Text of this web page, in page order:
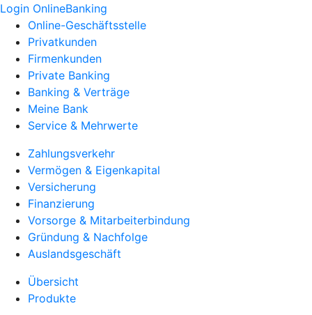
Login OnlineBanking
Online-Geschäftsstelle
Privatkunden
Firmenkunden
Private Banking
Banking & Verträge
Meine Bank
Service & Mehrwerte
Zahlungsverkehr
Vermögen & Eigenkapital
Versicherung
Finanzierung
Vorsorge & Mitarbeiterbindung
Gründung & Nachfolge
Auslandsgeschäft
Übersicht
Produkte